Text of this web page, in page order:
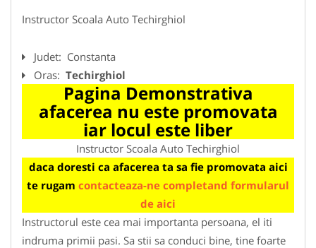
Instructor Scoala Auto Techirghiol
Judet: Constanta
Oras: Techirghiol
Pagina Demonstrativa
afacerea nu este promovata
iar locul este liber
Instructor Scoala Auto Techirghiol
daca doresti ca afacerea ta sa fie promovata aici
te rugam contacteaza-ne completand formularul
de aici
Instructorul este cea mai importanta persoana, el iti
indruma primii pasi. Sa stii sa conduci bine, tine foarte